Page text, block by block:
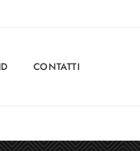
CONTATTI